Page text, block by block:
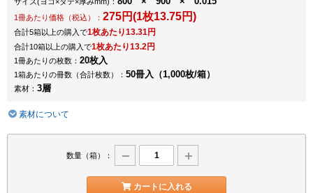
1冊あたり価格（税込）： 275円(1枚13.75円)
合計5箱以上の購入で1枚あたり13.31円
合計10箱以上の購入で1枚あたり13.2円
1冊あたりの枚数： 20枚入
1箱あたりの冊数（合計枚数）： 50冊入（1,000枚/箱）
素材： 3層
素材について
数量（箱）：
カートに入れる